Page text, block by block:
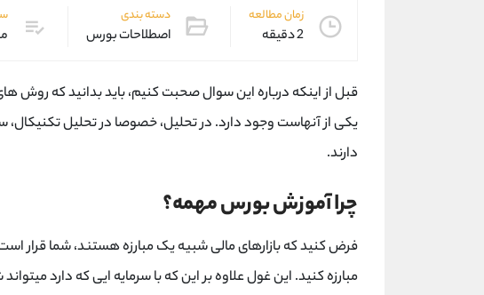
زمان مطالعه
2 دقیقه
دسته بندی
اصطلاحات بورس
قبل از اینکه درباره این سوال صحبت کنیم، باید بدانید که روش
یکی از آنهاست وجود دارد. در تحلیل، خصوصا در تحلیل
دارند.
چرا آموزش بورس مهمه؟
فرض کنید که بازارهای مالی شبیه یک مبارزه هستند، شما
مبارزه کنید. این غول علاوه بر این که با سرمایه ایی که دارد